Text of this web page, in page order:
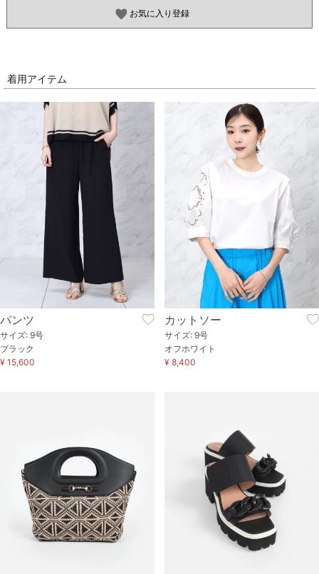
お気に入り登録
着用アイテム
パンツ
サイズ: 9号
ブラック
¥ 15,600
カットソー
サイズ: 9号
オフホワイト
¥ 8,400